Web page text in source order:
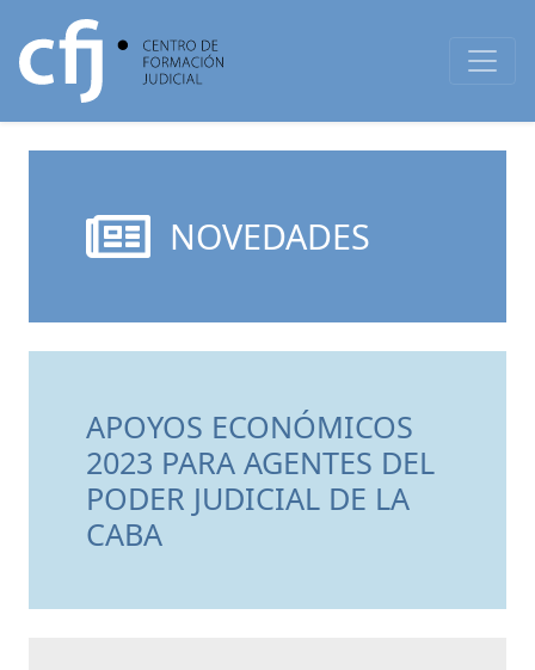
NOVEDADES
APOYOS ECONÓMICOS
2023 PARA AGENTES DEL
PODER JUDICIAL DE LA
CABA